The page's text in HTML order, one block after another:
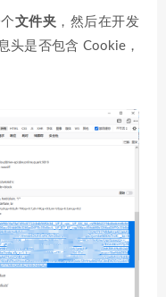
文件夹 ，然后在开发
头是否包含 Cookie，